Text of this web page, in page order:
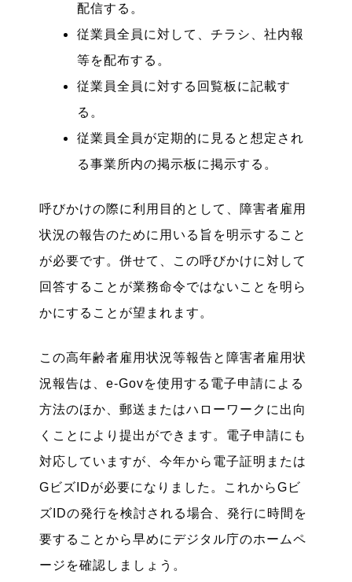
配信する。
従業員全員に対して、チラシ、社内報
等を配布する。
従業員全員に対する回覧板に記載す
る。
従業員全員が定期的に見ると想定され
る事業所内の掲示板に掲示する。
呼びかけの際に利用目的として、障害者雇用
状況の報告のために用いる旨を明示すること
が必要です。併せて、この呼びかけに対して
回答することが業務命令ではないことを明ら
かにすることが望まれます。
この高年齢者雇用状況等報告と障害者雇用状
況報告は、e-Govを使用する電子申請による
方法のほか、郵送またはハローワークに出向
くことにより提出ができます。電子申請にも
対応していますが、今年から電子証明または
GビズIDが必要になりました。これからGビ
ズIDの発行を検討される場合、発行に時間を
要することから早めにデジタル庁のホームペ
ージを確認しましょう。